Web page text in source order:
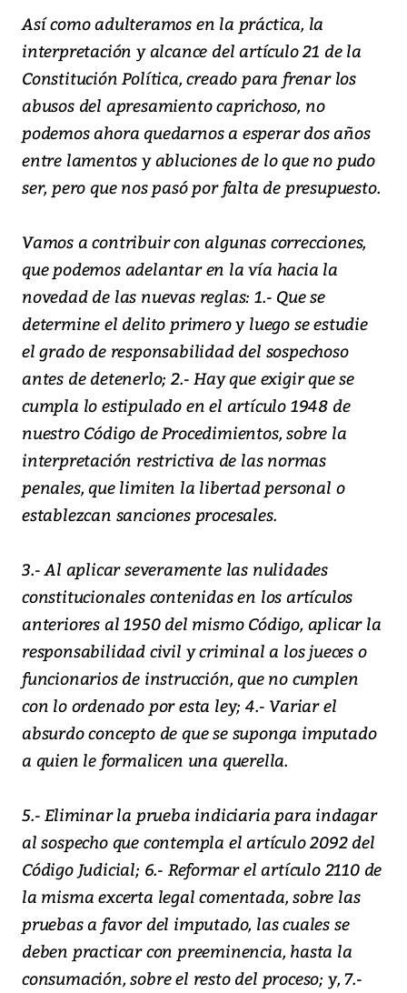
Así como adulteramos en la práctica, la
interpretación y alcance del artículo 21 de la
Constitución Política, creado para frenar los
abusos del apresamiento caprichoso, no
podemos ahora quedarnos a esperar dos años
entre lamentos y abluciones de lo que no pudo
ser, pero que nos pasó por falta de presupuesto.
Vamos a contribuir con algunas correcciones,
que podemos adelantar en la vía hacia la
novedad de las nuevas reglas: 1.- Que se
determine el delito primero y luego se estudie
el grado de responsabilidad del sospechoso
antes de detenerlo; 2.- Hay que exigir que se
cumpla lo estipulado en el artículo 1948 de
nuestro Código de Procedimientos, sobre la
interpretación restrictiva de las normas
penales, que limiten la libertad personal o
establezcan sanciones procesales.
3.- Al aplicar severamente las nulidades
constitucionales contenidas en los artículos
anteriores al 1950 del mismo Código, aplicar la
responsabilidad civil y criminal a los jueces o
funcionarios de instrucción, que no cumplen
con lo ordenado por esta ley; 4.- Variar el
absurdo concepto de que se suponga imputado
a quien le formalicen una querella.
5.- Eliminar la prueba indiciaria para indagar
al sospecho que contempla el artículo 2092 del
Código Judicial; 6.- Reformar el artículo 2110 de
la misma excerta legal comentada, sobre las
pruebas a favor del imputado, las cuales se
deben practicar con preeminencia, hasta la
consumación, sobre el resto del proceso; y, 7.-